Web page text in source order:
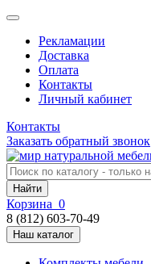
Рекламации
Доставка
Оплата
Контакты
Личный кабинет
Контакты
Заказать обратный звонок
Найти
Корзина 0
8 (812) 603-70-49
Наш каталог